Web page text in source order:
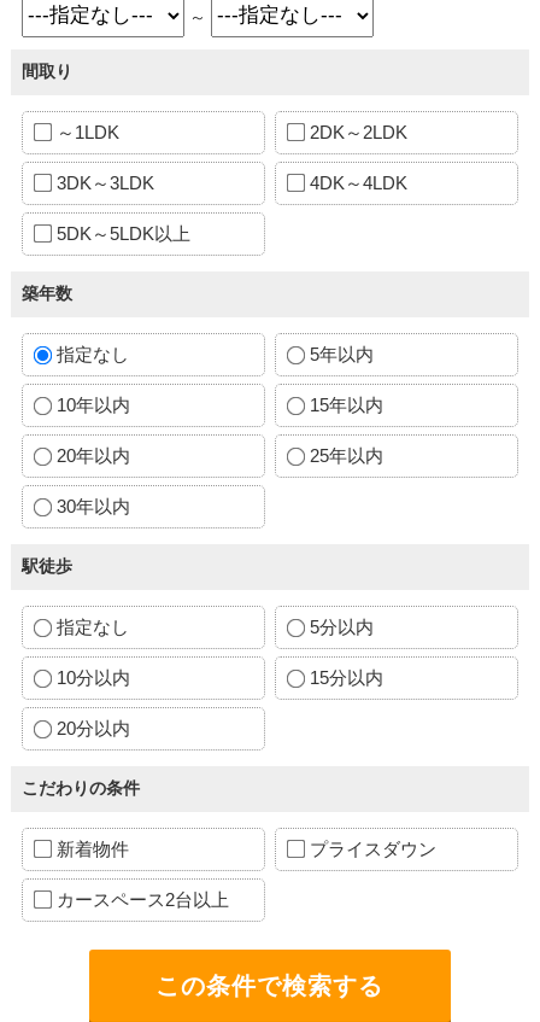
～
間取り
～1LDK 2DK～2LDK
3DK～3LDK 4DK～4LDK
5DK～5LDK以上
築年数
指定なし 5年以内
10年以内 15年以内
20年以内 25年以内
30年以内
駅徒歩
指定なし 5分以内
10分以内 15分以内
20分以内
こだわりの条件
新着物件 プライスダウン
カースペース2台以上